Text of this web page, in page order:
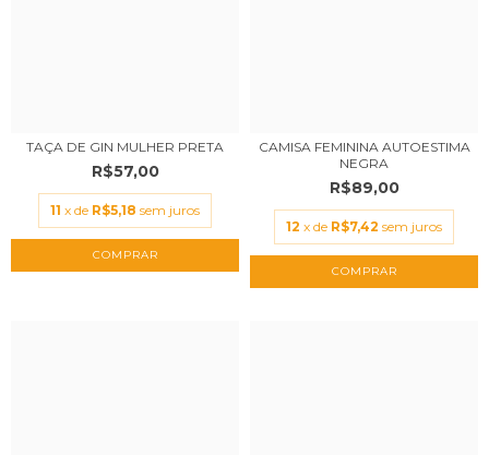
TAÇA DE GIN MULHER PRETA
R$57,00
11 x de R$5,18 sem juros
CAMISA FEMININA AUTOESTIMA
NEGRA
R$89,00
12 x de R$7,42 sem juros
COMPRAR